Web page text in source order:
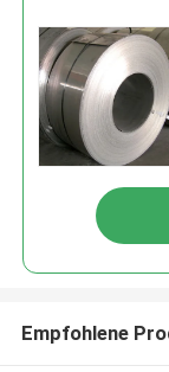
Empfohlene